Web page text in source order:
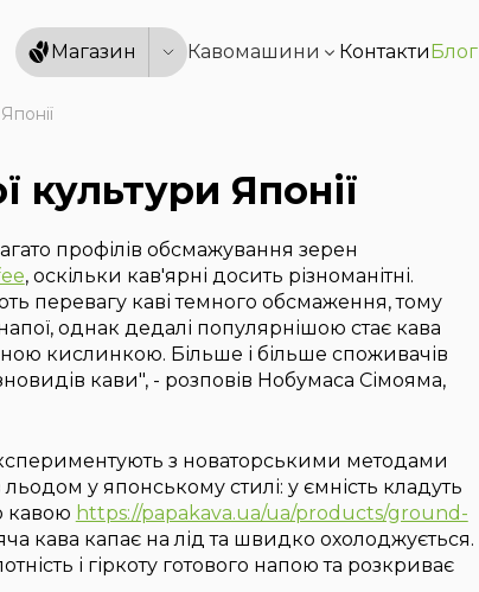
Магазин Кавомашини КонтактиБлог
культури Японії
профілів обсмажування зерен
, оскільки кав'ярні досить різноманітні.
перевагу каві темного обсмаження, тому
однак дедалі популярнішою стає кава
кислинкою. Більше і більше споживачів
кави", - розповів Нобумаса Сімояма,
з новаторськими методами
у японському стилі: у ємність кладуть
кавою https://papakava.ua/ua/products/ground-
кава капає на лід та швидко охолоджується.
і гіркоту готового напою та розкриває